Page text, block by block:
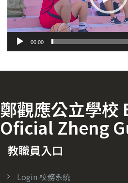
00:00
鄭觀應公立學校
Oficial Zheng
教職員入口
Login 校務系統